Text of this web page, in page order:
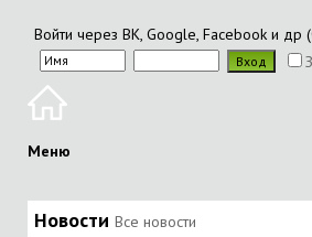
Войти через ВК, Google, Facebook и др
Меню
Новости Все новости